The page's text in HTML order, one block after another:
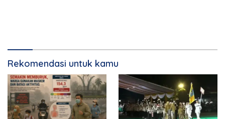
Rekomendasi untuk kamu